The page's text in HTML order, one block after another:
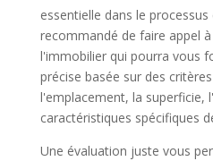
essentielle dans le
recommandé de faire appel
l'immobilier qui pourra vous
précise basée sur des
l'emplacement, la superficie,
caractéristiques spécifiques
Une évaluation juste vous